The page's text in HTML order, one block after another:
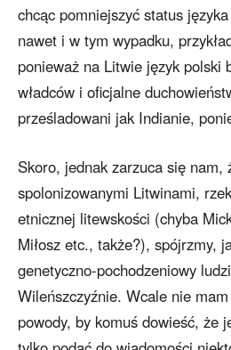
chcąc pomniejszyć status
nawet i w tym wypadku,
ponieważ na Litwie język polski
władców i oficjalne
prześladowani jak Indianie,
Skoro, jednak zarzuca się nam,
spolonizowanymi Litwinami,
etnicznej litewskości (chyba
Miłosz etc., także?), spójrzmy,
genetyczno-pochodzeniowy
Wileńszczyźnie. Wcale nie
powody, by komuś dowieść, że